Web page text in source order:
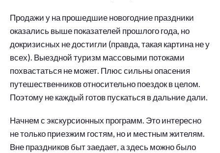
Продажи у на прошедшие новогодние праздники
оказались выше показателей прошлого года, но
докризисных не достигли (правда, такая картина не у
всех). Выездной туризм массовыми потоками
похвастаться не может. Плюс сильны опасения
путешественников относительно поездок в целом.
Поэтому не каждый готов пускаться в дальние дали.
Начнем с экскурсионных программ. Это интересно
не только приезжим гостям, но и местным жителям.
Вне праздников быт заедает, а здесь можно было